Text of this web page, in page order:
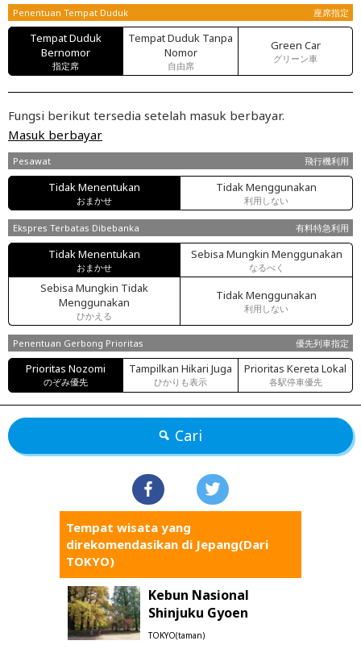
Penentuan Tempat Duduk 座席指定
Tempat Duduk
Bernomor
指定席
Tempat Duduk Tanpa
Nomor
自由席
Green Car
グリーン車
Fungsi berikut tersedia setelah masuk berbayar.
Masuk berbayar
Pesawat 飛行機利用
Tidak Menentukan
おまかせ
Tidak Menggunakan
利用しない
Ekspres Terbatas Dibebanka 有料特急利用
Tidak Menentukan
おまかせ
Sebisa Mungkin Menggunakan
なるべく
Sebisa Mungkin Tidak
Menggunakan
ひかえる
Tidak Menggunakan
利用しない
Penentuan Gerbong Prioritas 優先列車指定
Prioritas Nozomi
のぞみ優先
Tampilkan Hikari Juga
ひかりも表示
Prioritas Kereta Lokal
各駅停車優先
Cari
Tempat wisata yang
direkomendasikan di Jepang(Dari
TOKYO)
Kebun Nasional
Shinjuku Gyoen
TOKYO(taman)